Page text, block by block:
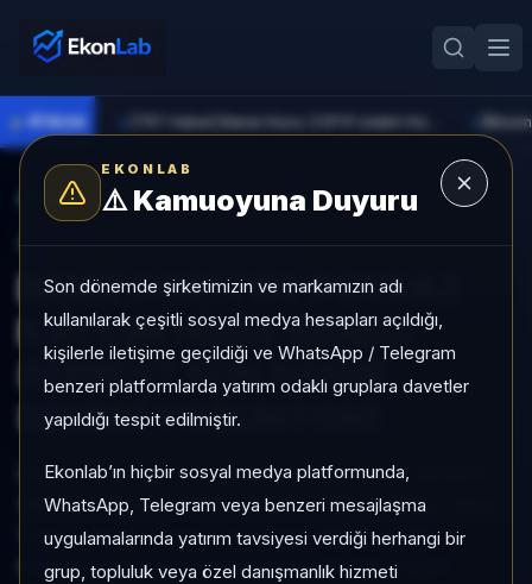
EKONLAB
⚠️Kamuoyuna Duyuru
Son dönemde şirketimizin ve markamızın adı
kullanılarak çeşitli sosyal medya hesapları açıldığı,
kişilerle iletişime geçildiği ve WhatsApp / Telegram
benzeri platformlarda yatırım odaklı gruplara davetler
yapıldığı tespit edilmiştir.
Ekonlab’ın hiçbir sosyal medya platformunda,
WhatsApp, Telegram veya benzeri mesajlaşma
uygulamalarında yatırım tavsiyesi verdiği herhangi bir
grup, topluluk veya özel danışmanlık hizmeti
● PİYASA
AI Fon Radar Hisse Yoğun
SUNUCU TARAFI FON GIRIŞI
DENİZ PORTFÖY POYRAZ
KATILIM HİSSE SENEDİ
SERBEST FON (HİSSE
SENEDİ YOĞUN FON)
DENİZ PORTFÖY POYRAZ KATILIM HİSSE SENEDİ
SERBEST FON (HİSSE SENEDİ YOĞUN FON), Hisse
Yoğun kategorisinde son 1 ayda +%8,28 getiri,
kategori içinde momentum sırası 96/450, 1 aylık